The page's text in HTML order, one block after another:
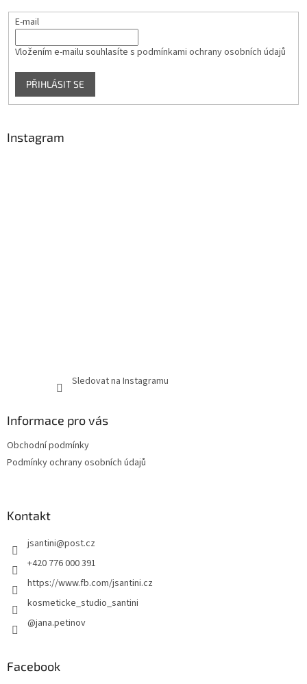
E-mail
Vložením e-mailu souhlasíte s podmínkami ochrany osobních údajů
PŘIHLÁSIT SE
Instagram
Sledovat na Instagramu
Informace pro vás
Obchodní podmínky
Podmínky ochrany osobních údajů
Kontakt
jsantini@post.cz
+420 776 000 391
https://www.fb.com/jsantini.cz
kosmeticke_studio_santini
@jana.petinov
Facebook